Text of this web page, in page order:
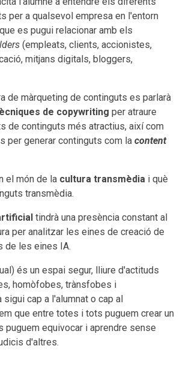
per a qualsevol empresa en l'entorn
es pugui relacionar amb els
(empleats, clients, accionistes,
mitjans digitals, bloggers,
de màrqueting de continguts es parlarà
de copywriting per atraure
de continguts més atractius, així com
per generar continguts com la content
el món de la cultura transmèdia i què
transmèdia.
tindrà una presència constant al
per analitzar les eines de creació de
de les eines IA.
és un espai segur, lliure d'actituds
homòfobes, trànsfobes i
cap a l'alumnat o cap al
que entre totes i tots puguem crear un
puguem equivocar i aprendre sense
d'altres.